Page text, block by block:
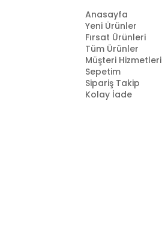
Anasayfa
Yeni Ürünler
Fırsat Ürünleri
Tüm Ürünler
Müşteri Hizmetleri
Sepetim
Sipariş Takip
Kolay İade